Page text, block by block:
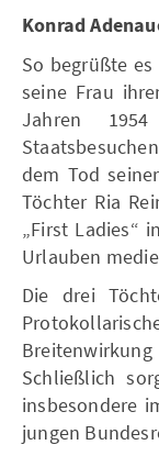
Konrad
So begrüßte
seine Frau
Jahren
dem Tod
Töchter Ria
„First Ladies“
Urlauben
Die drei
Schließlich
insbesondere
jungen